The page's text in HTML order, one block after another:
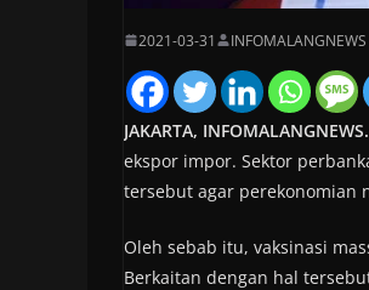
2021-03-31 INFOMALANGNEWS
JAKARTA,
ekspor impor. Sektor
tersebut agar perekonomian
Oleh sebab itu, vaksinasi
Berkaitan dengan hal